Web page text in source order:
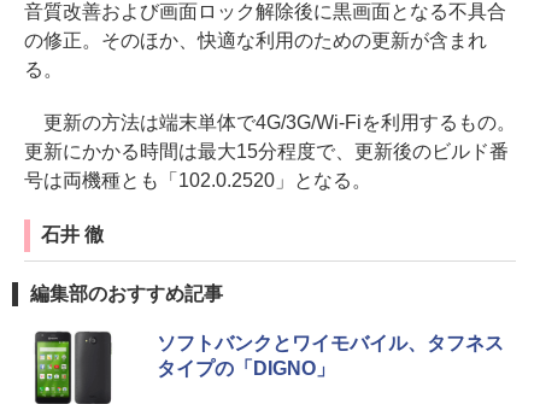
音質改善および画面ロック解除後に黒画面となる不具合
の修正。そのほか、快適な利用のための更新が含まれ
る。
更新の方法は端末単体で4G/3G/Wi-Fiを利用するもの。
更新にかかる時間は最大15分程度で、更新後のビルド番
号は両機種とも「102.0.2520」となる。
石井 徹
編集部のおすすめ記事
ソフトバンクとワイモバイル、タフネス
タイプの「DIGNO」